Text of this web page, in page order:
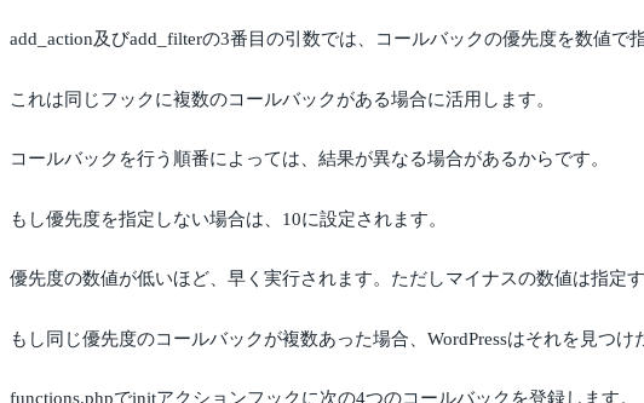
add_action及びadd_filterの3番目の引数では、コールバックの優先度を数値で
これは同じフックに複数のコールバックがある場合に活用します。
コールバックを行う順番によっては、結果が異なる場合があるからです。
もし優先度を指定しない場合は、10に設定されます。
優先度の数値が低いほど、早く実行されます。ただしマイナスの数値は指定
もし同じ優先度のコールバックが複数あった場合、WordPressはそれを見つけ
functions.phpでinitアクションフックに次の4つのコールバックを登録します。